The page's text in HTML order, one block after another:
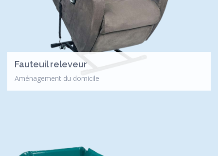
Fauteuil releveur
Aménagement du domicile